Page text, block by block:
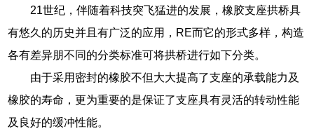
21世纪，伴随着科技突飞猛进的发展，橡胶支座拱桥具
有悠久的历史并且有广泛的应用，RE而它的形式多样，构造
各有差异朋不同的分类标准可将拱桥进行如下分类。
由于采用密封的橡胶不但大大提高了支座的承载能力及
橡胶的寿命，更为重要的是保证了支座具有灵活的转动性能
及良好的缓冲性能。